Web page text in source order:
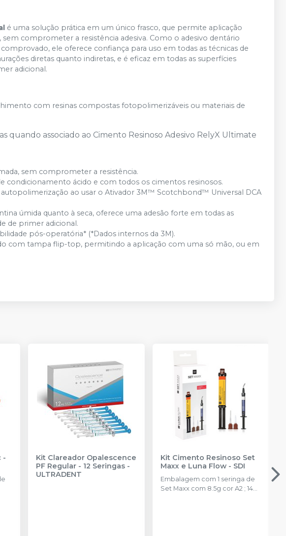
é uma solução prática em um único frasco, que permite aplicação
comprometer a resistência adesiva. Como o adesivo dentário
ele oferece confiança para uso em todas as técnicas de
diretas quanto indiretas, e é eficaz em todas as superfícies
adicional.
com resinas compostas fotopolimerizáveis ou materiais de
quando associado ao Cimento Resinoso Adesivo RelyX Ultimate
sem comprometer a resistência.
condicionamento ácido e com todos os cimentos resinosos.
ao usar o Ativador 3M™ Scotchbond™ Universal DCA
úmida quanto à seca, oferece uma adesão forte em todas as
de primer adicional.
pós-operatória* (*Dados internos da 3M).
com tampa flip-top, permitindo a aplicação com uma só mão, ou em
-
Kit Clareador Opalescence
PF Regular - 12 Seringas-
ULTRADENT
Kit Cimento Resinoso Set
Maxx e Luna Flow- SDI
Embalagem com 1 seringa de
Set Maxx com 8.5g cor A2 ; 14